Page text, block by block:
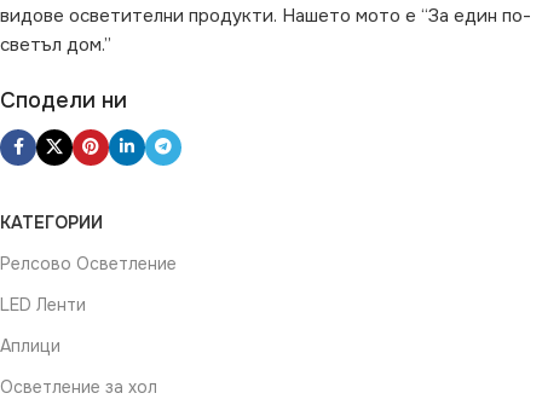
видове осветителни продукти. Нашето мото е “За един по-
светъл дом.”
Сподели ни
КАТЕГОРИИ
Релсово Осветление
LED Ленти
Аплици
Осветление за хол